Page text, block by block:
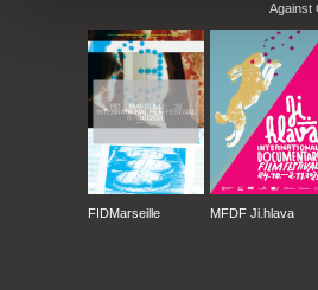
Against
FIDMarseille MFDF Ji.hlava